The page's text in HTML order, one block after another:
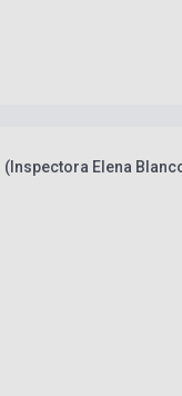
(Inspectora Elena